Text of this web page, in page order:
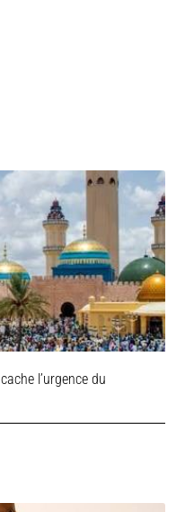
l’urgence du